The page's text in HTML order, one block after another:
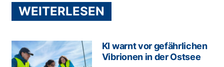
WEITERLESEN
KI warnt vor gefährlichen
Vibrionen in der Ostsee